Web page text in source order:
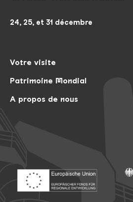
Votre visite
Patrimoine Mondial
A propos de nous
24, 25, et 31 décembre